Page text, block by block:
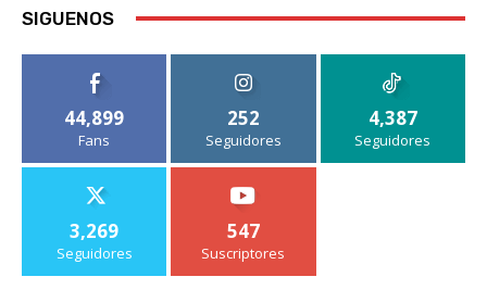
SIGUENOS
44,899
Fans
252
Seguidores
4,387
Seguidores
3,269
Seguidores
547
Suscriptores